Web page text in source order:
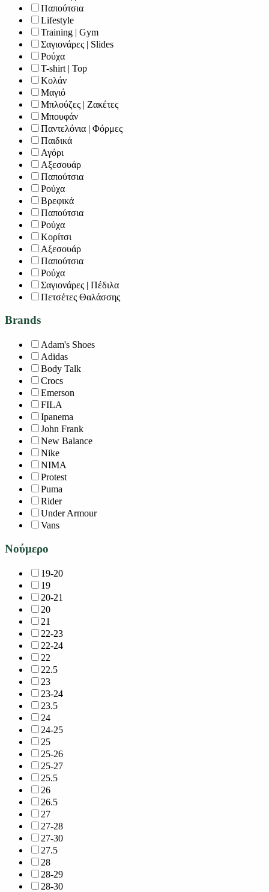
Παπούτσια
Lifestyle
Training | Gym
Σαγιονάρες | Slides
Ρούχα
T-shirt | Top
Κολάν
Μαγιό
Μπλούζες | Ζακέτες
Μπουφάν
Παντελόνια | Φόρμες
Παιδικά
Αγόρι
Αξεσουάρ
Παπούτσια
Ρούχα
Βρεφικά
Παπούτσια
Ρούχα
Κορίτσι
Αξεσουάρ
Παπούτσια
Ρούχα
Σαγιονάρες | Πέδιλα
Πετσέτες Θαλάσσης
Brands
Adam's Shoes
Adidas
Body Talk
Crocs
Emerson
FILA
Ipanema
John Frank
New Balance
Nike
NIMA
Protest
Puma
Rider
Under Armour
Vans
Νούμερο
19-20
19
20-21
20
21
22-23
22-24
22
22.5
23
23-24
23.5
24
24-25
25
25-26
25-27
25.5
26
26.5
27
27-28
27-30
27.5
28
28-29
28-30